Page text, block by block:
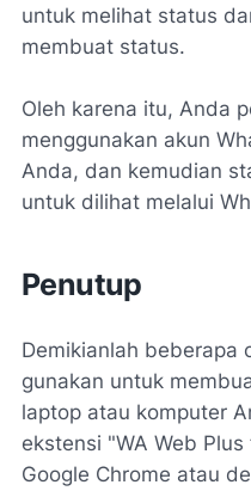
untuk melihat status
membuat status.
Oleh karena itu, Anda
menggunakan akun
Anda, dan kemudian
untuk dilihat melalui
Penutup
Demikianlah beberapa
gunakan untuk
laptop atau komputer
ekstensi "WA Web
Google Chrome atau